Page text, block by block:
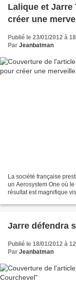
Lalique et
créer une
Publié le 23/01/2012 à
Par Jeanbatman
La société française
un Aerosystem One où
résultat est magnifique
Jarre défendra
Publié le 18/01/2012 à
Par Jeanbatman